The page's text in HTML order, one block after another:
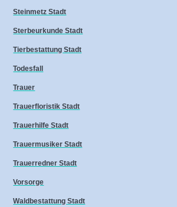
Steinmetz Stadt
Sterbeurkunde Stadt
Tierbestattung Stadt
Todesfall
Trauer
Trauerfloristik Stadt
Trauerhilfe Stadt
Trauermusiker Stadt
Trauerredner Stadt
Vorsorge
Waldbestattung Stadt